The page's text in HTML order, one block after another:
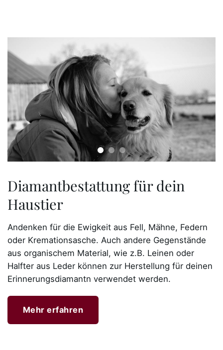
Diamantbestattung für dein
Haustier
Andenken für die Ewigkeit aus Fell, Mähne, Federn
oder Kremationsasche. Auch andere Gegenstände
aus organischem Material, wie z.B. Leinen oder
Halfter aus Leder können zur Herstellung für deinen
Erinnerungsdiamantn verwendet werden.
Mehr erfahren